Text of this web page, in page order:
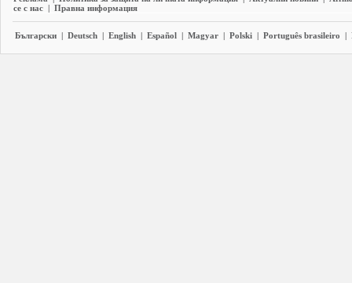
се с нас | Правна информация
Български | Deutsch | English | Español | Magyar | Polski | Português brasileiro |